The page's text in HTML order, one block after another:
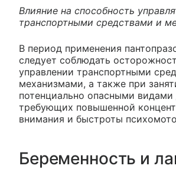
Влияние на способность
транспортными средствами и
В период применения
следует соблюдать
управлении транспортными
механизмами, а также при
потенциально опасными видами
требующих повышенной
внимания и быстроты
Беременность и